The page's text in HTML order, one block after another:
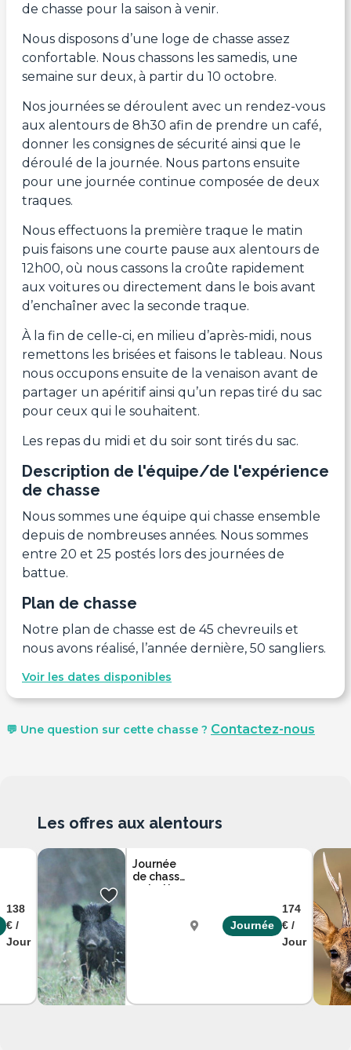
de chasse pour la saison à venir.
Nous disposons d’une loge de chasse assez
confortable. Nous chassons les samedis, une
semaine sur deux, à partir du 10 octobre.
Nos journées se déroulent avec un rendez-vous
aux alentours de 8h30 afin de prendre un café,
donner les consignes de sécurité ainsi que le
déroulé de la journée. Nous partons ensuite
pour une journée continue composée de deux
traques.
Nous effectuons la première traque le matin
puis faisons une courte pause aux alentours de
12h00, où nous cassons la croûte rapidement
aux voitures ou directement dans le bois avant
d’enchaîner avec la seconde traque.
À la fin de celle-ci, en milieu d’après-midi, nous
remettons les brisées et faisons le tableau. Nous
nous occupons ensuite de la venaison avant de
partager un apéritif ainsi qu’un repas tiré du sac
pour ceux qui le souhaitent.
Les repas du midi et du soir sont tirés du sac.
Description de l'équipe/de l'expérience
de chasse
Nous sommes une équipe qui chasse ensemble
depuis de nombreuses années. Nous sommes
entre 20 et 25 postés lors des journées de
battue.
Plan de chasse
Notre plan de chasse est de 45 chevreuils et
nous avons réalisé, l’année dernière, 50 sangliers.
Voir les dates disponibles
💬 Une question sur cette chasse ? Contactez-nous
138
€ /
Jour
Journée
de chasse
en battue
Journée
174
€ /
Jour
Les offres aux alentours